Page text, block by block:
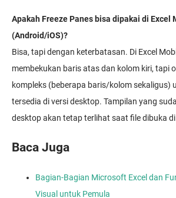
Apakah Freeze Panes bisa dipakai di Excel
(Android/iOS)?
Bisa, tapi dengan keterbatasan. Di Excel
membekukan baris atas dan kolom kiri, tapi
kompleks (beberapa baris/kolom sekaligus)
tersedia di versi desktop. Tampilan yang
desktop akan tetap terlihat saat file dibuka
Baca Juga
Bagian-Bagian Microsoft Excel dan
Visual untuk Pemula